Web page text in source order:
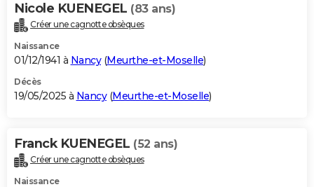
Alimentation
Guide de la santé
Maladies
Médicaments
Sommeil
VOYAGE
Destinations
City break
Voyage nature
Voyage de noces
Forum
Climat
+PHOTO
GUIDES D'ACHAT
BONS PLANS
Carte de Noël
Carte Bonne année
Carte Saint-Valentin
Carte Pâques
Carte d'anniversaire
DICTIONNAIRE
Dictionnaire
Biographies
Citations
Expressions
Proverbes
PROGRAMME TV
Nicole KUENEGEL (83 ans)
Créer une cagnotte obsèques
Naissance
01/12/1941 à Nancy(Meurthe-et-Moselle)
Décès
19/05/2025 à Nancy(Meurthe-et-Moselle)
Franck KUENEGEL (52 ans)
Créer une cagnotte obsèques
Naissance